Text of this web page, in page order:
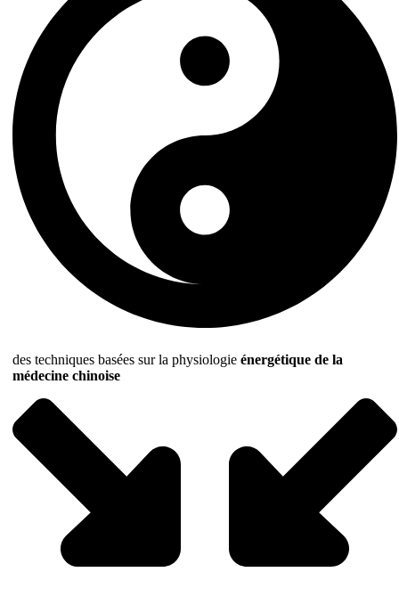
des techniques basées sur la physiologieénergétique de la
médecine chinoise